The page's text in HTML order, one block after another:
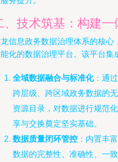
、技术筑基：构建
信息政务数据治理体系的核心
化的数据治理平台。该平台集
全域数据融合与标准化：通
跨层级、跨区域政务数据的
资源目录，对数据进行规范
享与交换奠定坚实基础。
数据质量闭环管控 ：内置丰
数据的完整性、准确性、一